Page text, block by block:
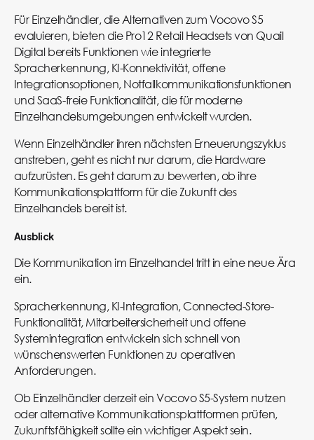
Für Einzelhändler, die Alternativen zum Vocovo S5
evaluieren, bieten die Pro12 Retail Headsets von Quail
Digital bereits Funktionen wie integrierte
Spracherkennung, KI-Konnektivität, offene
Integrationsoptionen, Notfallkommunikationsfunktionen
und SaaS-freie Funktionalität, die für moderne
Einzelhandelsumgebungen entwickelt wurden.
Wenn Einzelhändler ihren nächsten Erneuerungszyklus
anstreben, geht es nicht nur darum, die Hardware
aufzurüsten. Es geht darum zu bewerten, ob ihre
Kommunikationsplattform für die Zukunft des
Einzelhandels bereit ist.
Ausblick
Die Kommunikation im Einzelhandel tritt in eine neue Ära
ein.
Spracherkennung, KI-Integration, Connected-Store-
Funktionalität, Mitarbeitersicherheit und offene
Systemintegration entwickeln sich schnell von
wünschenswerten Funktionen zu operativen
Anforderungen.
Ob Einzelhändler derzeit ein Vocovo S5-System nutzen
oder alternative Kommunikationsplattformen prüfen,
Zukunftsfähigkeit sollte ein wichtiger Aspekt sein.